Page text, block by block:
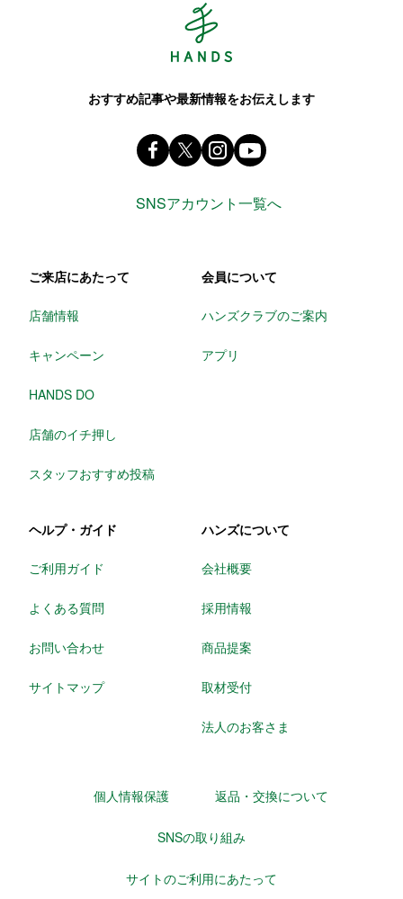
おすすめ記事や最新情報をお伝えします
Facebook ハンズ公式ファンページ
X(旧 twitter) @Hands_official_
instagram
SNSアカウント一覧へ
ご来店にあたって
店舗情報
キャンペーン
HANDS DO
店舗のイチ押し
スタッフおすすめ投稿
会員について
ハンズクラブのご案内
アプリ
ヘルプ・ガイド
ご利用ガイド
よくある質問
お問い合わせ
サイトマップ
ハンズについて
会社概要
採用情報
商品提案
取材受付
法人のお客さま
個人情報保護 返品・交換について
SNSの取り組み
サイトのご利用にあたって